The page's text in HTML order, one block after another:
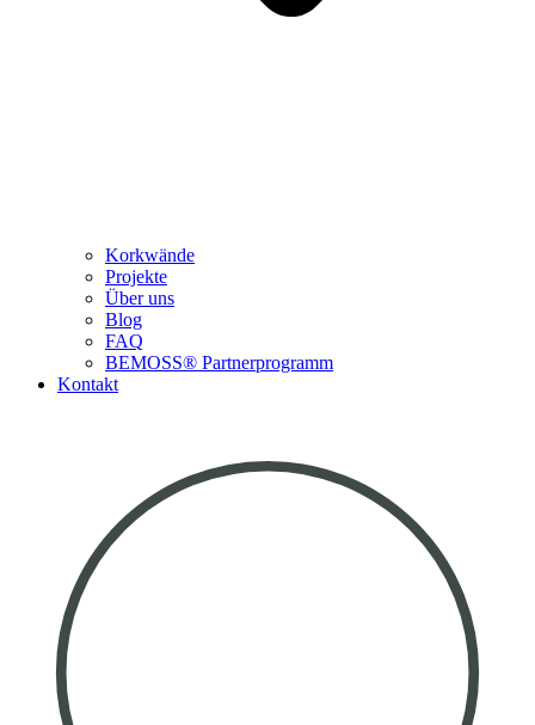
Korkwände
Projekte
Über uns
Blog
FAQ
BEMOSS® Partnerprogramm​
Kontakt